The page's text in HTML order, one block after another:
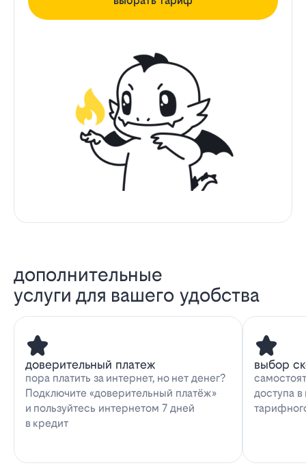
дополнительные
услуги для вашего удобства
доверительный платеж
пора платить за интернет, но нет денег?
Подключите «доверительный платёж»
и пользуйтесь интернетом 7 дней
в кредит
выбор
доступа